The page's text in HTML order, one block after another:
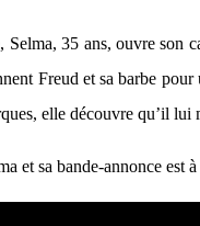
Selma, 35 ans, ouvre son
Freud et sa barbe
elle découvre qu’il
et sa bande-annonce est